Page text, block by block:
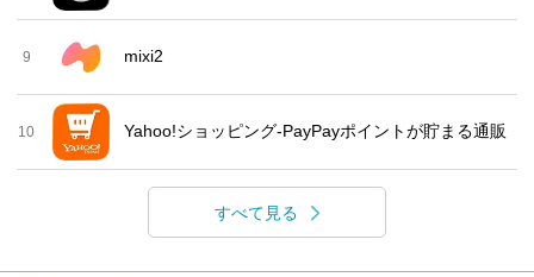
9 mixi2
10 Yahoo!ショッピング-PayPayポイントが貯まる通販
すべて見る